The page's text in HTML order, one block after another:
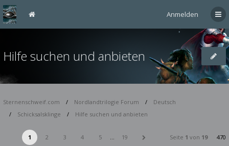
Anmelden
Hilfe suchen und anbieten
Sternenschweif.com Nordlandtrilogie Forum
Deutsch
Schicksalsklinge
Hilfe suchen und anbieten
1 2 3 4 5 … 19 Seite 1 von 19 470